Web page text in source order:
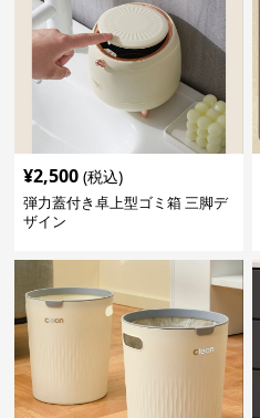
¥2,500 (税込)
弾力蓋付き卓上型ゴミ箱 三脚デ
ザイン